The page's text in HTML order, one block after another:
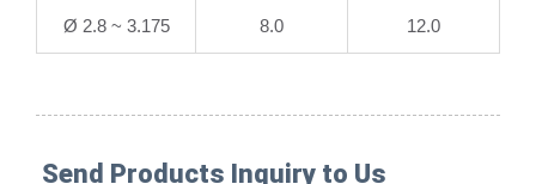
Ø 2.8 ~ 3.175 8.0 12.0